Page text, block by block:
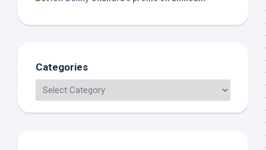
Categories